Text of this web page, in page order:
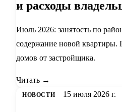
и расходы
Июль 2026: занятость по
содержание новой квартиры.
домов от застройщика.
Читать →
НОВОСТИ 15 июля 2026 г.